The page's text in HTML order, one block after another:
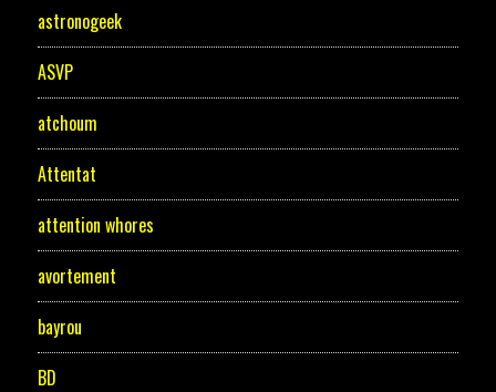
astronogeek
ASVP
atchoum
Attentat
attention whores
avortement
bayrou
BD